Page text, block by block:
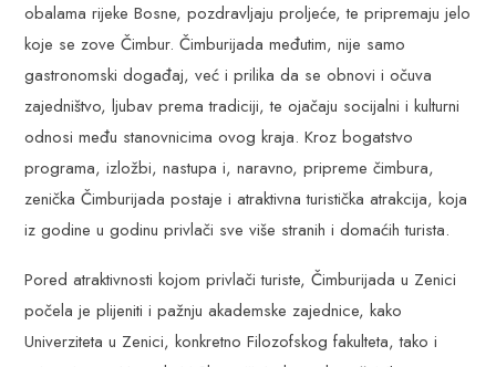
obalama rijeke Bosne, pozdravljaju proljeće, te pripremaju jelo
koje se zove Čimbur. Čimburijada međutim, nije samo
gastronomski događaj, već i prilika da se obnovi i očuva
zajedništvo, ljubav prema tradiciji, te ojačaju socijalni i kulturni
odnosi među stanovnicima ovog kraja. Kroz bogatstvo
programa, izložbi, nastupa i, naravno, pripreme čimbura,
zenička Čimburijada postaje i atraktivna turistička atrakcija, koja
iz godine u godinu privlači sve više stranih i domaćih turista.
Pored atraktivnosti kojom privlači turiste, Čimburijada u Zenici
počela je plijeniti i pažnju akademske zajednice, kako
Univerziteta u Zenici, konkretno Filozofskog fakulteta, tako i